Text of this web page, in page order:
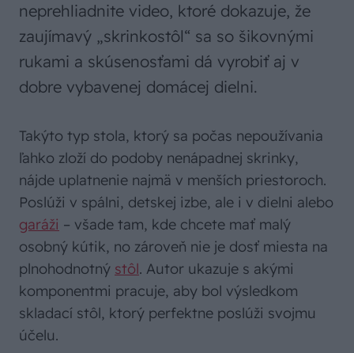
neprehliadnite video, ktoré dokazuje, že
zaujímavý „skrinkostôl“ sa so šikovnými
rukami a skúsenosťami dá vyrobiť aj v
dobre vybavenej domácej dielni.
Takýto typ stola, ktorý sa počas nepoužívania
ľahko zloží do podoby nenápadnej skrinky,
nájde uplatnenie najmä v menších priestoroch.
Poslúži v spálni, detskej izbe, ale i v dielni alebo
garáži – všade tam, kde chcete mať malý
osobný kútik, no zároveň nie je dosť miesta na
plnohodnotný stôl. Autor ukazuje s akými
komponentmi pracuje, aby bol výsledkom
skladací stôl, ktorý perfektne poslúži svojmu
účelu.